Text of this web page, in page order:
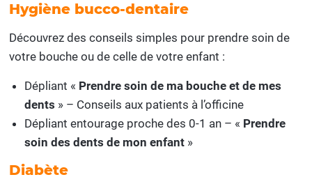
Hygiène bucco-dentaire
Découvrez des conseils simples pour prendre soin de
votre bouche ou de celle de votre enfant :
Dépliant « Prendre soin de ma bouche et de mes
dents » – Conseils aux patients à l’officine
Dépliant entourage proche des 0-1 an – « Prendre
soin des dents de mon enfant »
Diabète